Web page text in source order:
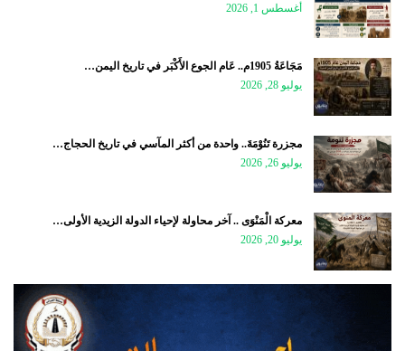
أغسطس 1, 2026
مَجَاعَةُ 1905م.. عَام الجوع الأَكْبَر في تاريخ اليمن…
يوليو 28, 2026
مجزرة تَنُوْمَةَ.. واحدة من أكثر المآسي في تاريخ الحجاج…
يوليو 26, 2026
معركة الْمَنْوَى .. آخر محاولة لإحياء الدولة الزيدية الأولى…
يوليو 20, 2026